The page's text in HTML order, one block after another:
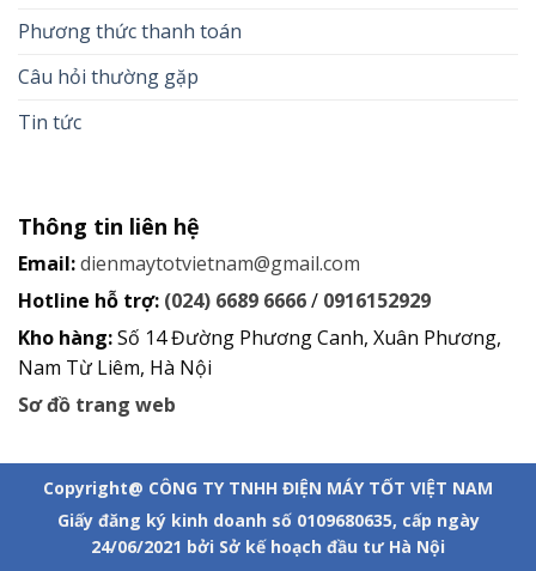
Phương thức thanh toán
Câu hỏi thường gặp
Tin tức
Thông tin liên hệ
Email:dienmaytotvietnam@gmail.com
Hotline hỗ trợ: (024) 6689 6666/ 0916152929
Kho hàng:Số 14 Đường Phương Canh, Xuân Phương,
Nam Từ Liêm, Hà Nội
Sơ đồ trang web
Copyright@ CÔNG TY TNHH ĐIỆN MÁY TỐT VIỆT NAM
Giấy đăng ký kinh doanh số 0109680635, cấp ngày
24/06/2021 bởi Sở kế hoạch đầu tư Hà Nội